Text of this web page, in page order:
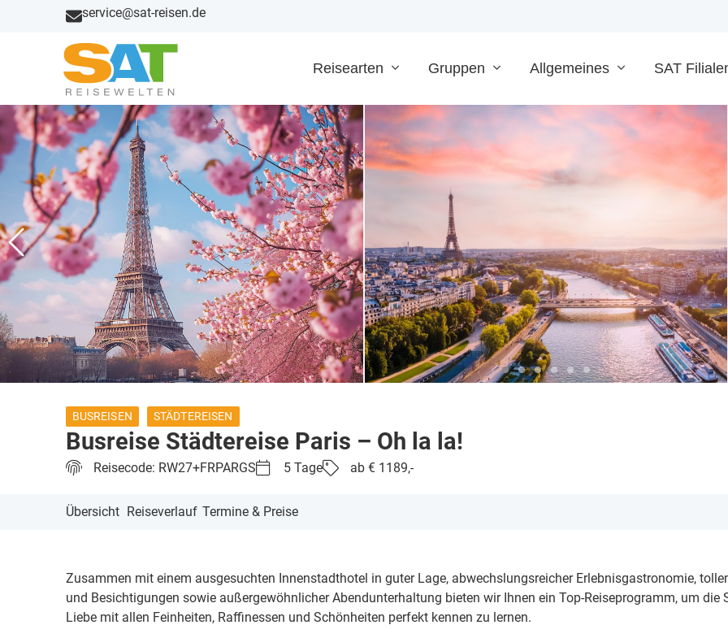
service@sat-reisen.de
Reisearten Gruppen Allgemeines SAT
BUSREISEN STÄDTEREISEN
Busreise Städtereise Paris – Oh la la!
Reisecode: RW27+FRPARGS 5 Tage ab € 1189,-
Übersicht Reiseverlauf Termine & Preise
Zusammen mit einem ausgesuchten Innenstadthotel in guter Lage, abwechslungsreicher Erlebnisgastronomie,
und Besichtigungen sowie außergewöhnlicher Abendunterhaltung bieten wir Ihnen ein Top-Reiseprogramm, um die
Liebe mit allen Feinheiten, Raffinessen und Schönheiten perfekt kennen zu lernen.